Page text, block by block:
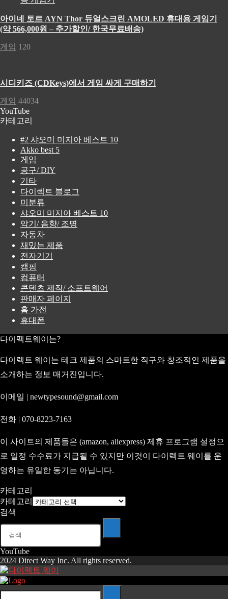
아이네 토르 AYN Thor 듀얼스크린 AMOLED 휴대용 게임기
(약 566,000원 – 추가할인/ 한국무료배송)
게임 120
시디키즈 (CDKeys)에서 게임 싸게 구매하기
게임 44034
YouTube
카테고리
#2 샤오미 미지아 베스트 10
Akko best 5
게임
공구/ DIY
기타
다이렉트 블로그
미분류
샤오미 미지아 베스트 10
악기/ 음향/ 조명
자동차
재밌는 제품
전자기기
캠핑
컴퓨터
콘텐츠 제작/ 소프트웨어
판매자 페이지
홈 가전
휴대폰
다이펙트웨이는?
다이렉트 웨이는 테크 제품의 스마트한 직구와 창조적인 제품을
소개하는 정보 매거진입니다.
이메일 | newtypesound@gmail.com
전화 | 070-8223-7163
이 사이트의 제품들은 (amazon, aliexpress) 제휴 프로그램 설정으
로 일정 수수료가 지급될 수 있지만 이것이 다이렉트 웨이를 운
영하는 유일한 동기는 아닙니다.
카테고리
카테고리
검색
YouTube
2024 Direct Way Inc. All rights reserved.